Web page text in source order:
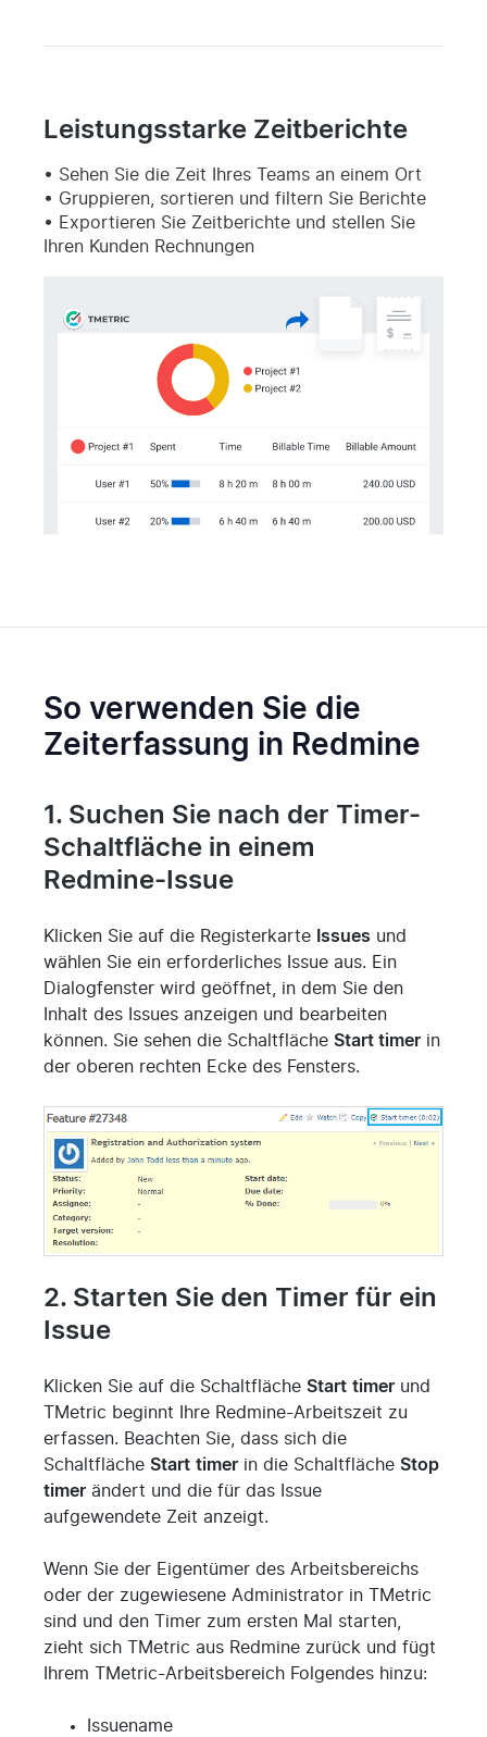
Leistungsstarke Zeitberichte
Sehen Sie die Zeit Ihres Teams an einem Ort
Gruppieren, sortieren und filtern Sie Berichte
Exportieren Sie Zeitberichte und stellen Sie
Ihren Kunden Rechnungen
So verwenden Sie die
Zeiterfassung in Redmine
1. Suchen Sie nach der Timer-
Schaltfläche in einem
Redmine-Issue
Klicken Sie auf die Registerkarte Issues und
wählen Sie ein erforderliches Issue aus. Ein
Dialogfenster wird geöffnet, in dem Sie den
Inhalt des Issues anzeigen und bearbeiten
können. Sie sehen die Schaltfläche Start timer in
der oberen rechten Ecke des Fensters.
2. Starten Sie den Timer für ein
Issue
Klicken Sie auf die Schaltfläche Start timer und
TMetric beginnt Ihre Redmine-Arbeitszeit zu
erfassen. Beachten Sie, dass sich die
Schaltfläche Start timer in die Schaltfläche Stop
timer ändert und die für das Issue
aufgewendete Zeit anzeigt.
Wenn Sie der Eigentümer des Arbeitsbereichs
oder der zugewiesene Administrator in TMetric
sind und den Timer zum ersten Mal starten,
zieht sich TMetric aus Redmine zurück und fügt
Ihrem TMetric-Arbeitsbereich Folgendes hinzu:
Issuename